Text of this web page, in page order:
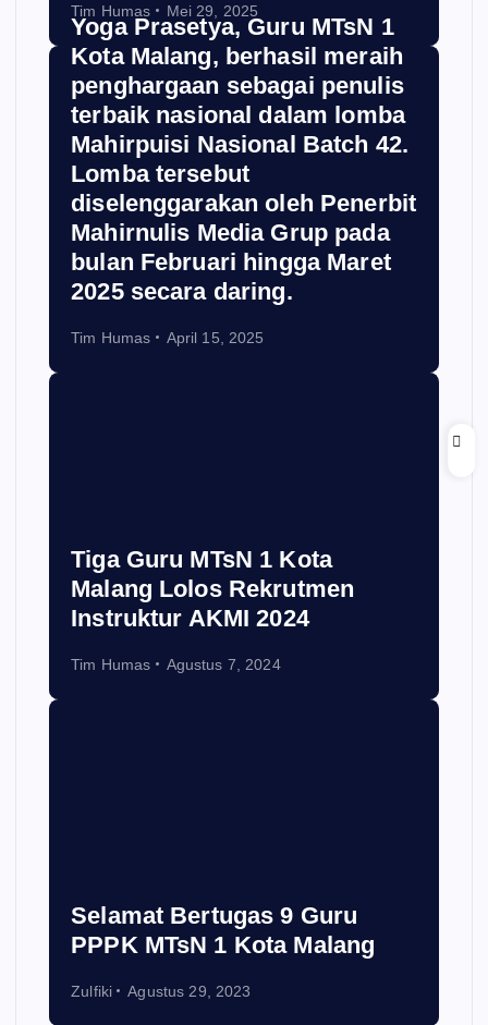
Tim Humas Mei 29, 2025
Yoga Prasetya, Guru MTsN 1
Kota Malang, berhasil meraih
penghargaan sebagai penulis
terbaik nasional dalam lomba
Mahirpuisi Nasional Batch 42.
Lomba tersebut
diselenggarakan oleh Penerbit
Mahirnulis Media Grup pada
bulan Februari hingga Maret
2025 secara daring.
Tim Humas April 15, 2025
Tiga Guru MTsN 1 Kota
Malang Lolos Rekrutmen
Instruktur AKMI 2024
Tim Humas Agustus 7, 2024
Selamat Bertugas 9 Guru
PPPK MTsN 1 Kota Malang
Zulfiki Agustus 29, 2023